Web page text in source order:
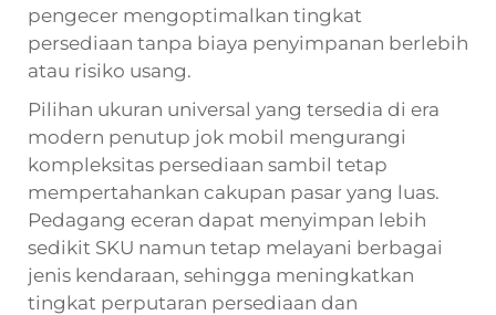
pengecer mengoptimalkan tingkat
persediaan tanpa biaya penyimpanan berlebih
atau risiko usang.
Pilihan ukuran universal yang tersedia di era
modern penutup jok mobil mengurangi
kompleksitas persediaan sambil tetap
mempertahankan cakupan pasar yang luas.
Pedagang eceran dapat menyimpan lebih
sedikit SKU namun tetap melayani berbagai
jenis kendaraan, sehingga meningkatkan
tingkat perputaran persediaan dan